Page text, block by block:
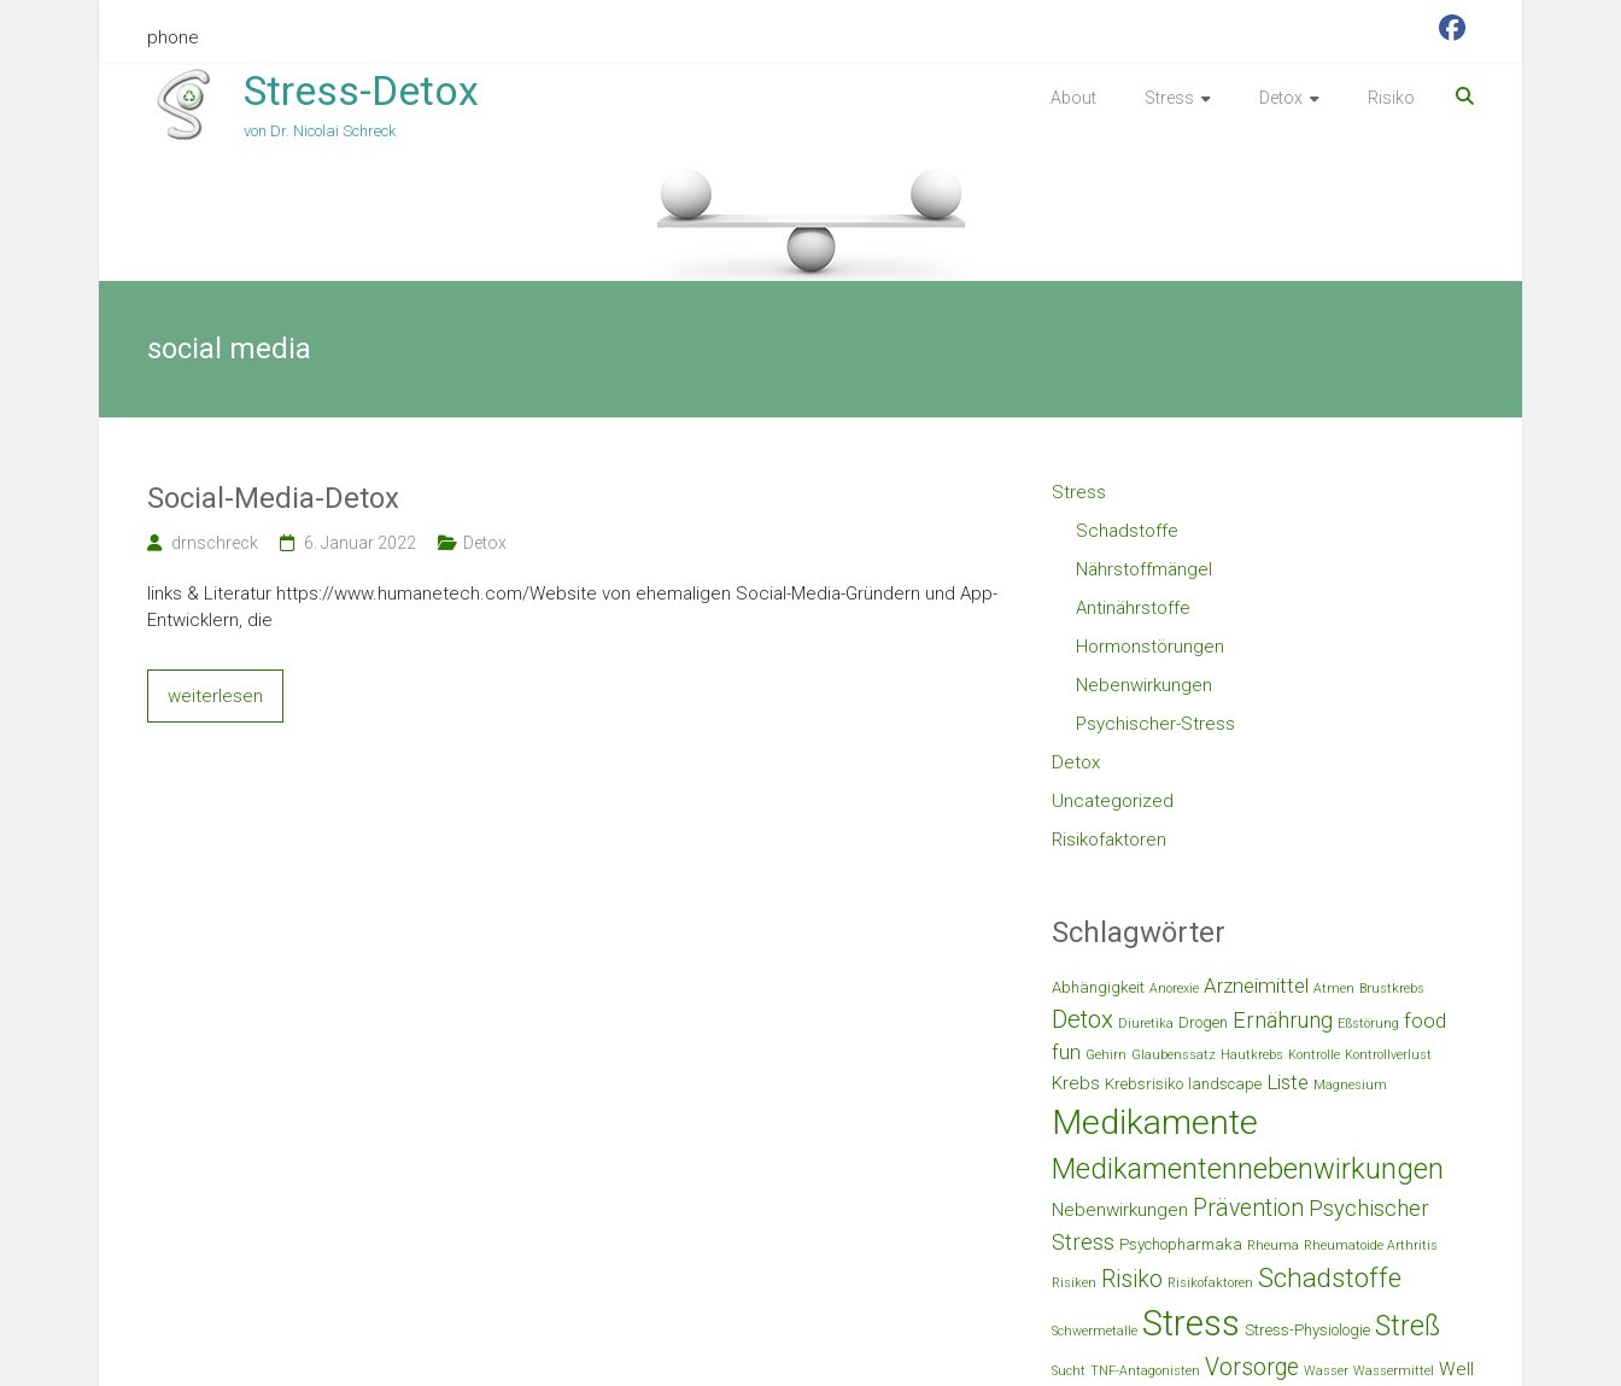
phone
Stress-Detox
von Dr. Nicolai Schreck
About Stress Detox Risiko
social media
Social-Media-Detox
drnschreck 6. Januar 2022 Detox
links & Literatur https://www.humanetech.com/Website von ehemaligen Social-Media-Gründern und App-
Entwicklern, die
weiterlesen
Stress
Schadstoffe
Nährstoffmängel
Antinährstoffe
Hormonstörungen
Nebenwirkungen
Psychischer-Stress
Detox
Uncategorized
Risikofaktoren
Schlagwörter
Abhängigkeit Anorexie Arzneimittel Atmen Brustkrebs
Detox Diuretika Drogen Ernährung Eßstörung food
fun Gehirn Glaubenssatz Hautkrebs Kontrolle Kontrollverlust
Krebs Krebsrisiko landscape Liste Magnesium
Medikamente
Medikamentennebenwirkungen
Nebenwirkungen Prävention Psychischer
Stress Psychopharmaka Rheuma Rheumatoide Arthritis
Risiken Risiko Risikofaktoren Schadstoffe
Schwermetalle Stress Stress-Physiologie Streß
Sucht TNF-Antagonisten Vorsorge Wasser Wassermittel Well